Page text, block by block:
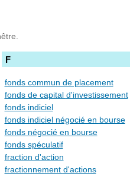
F
fonds commun de placement
fonds de capital d'investissement
fonds indiciel
fonds indiciel négocié en bourse
fonds négocié en bourse
fonds spéculatif
fraction d'action
fractionnement d'actions